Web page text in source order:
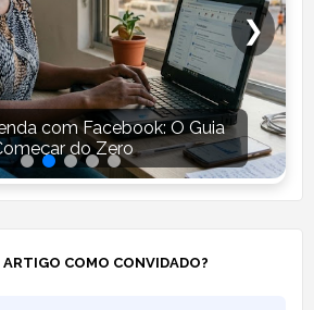
com Facebook: O Guia
do Zero
❯
ARTIGO COMO CONVIDADO?